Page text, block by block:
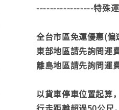
-----------------特殊
全台市區免運優惠(
東部地區請先詢問運
離島地區請先詢問運
以貨車停車位置起算